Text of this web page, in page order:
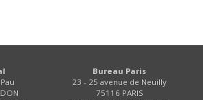
DE FRANCE
Bureau Paris
23 - 25 avenue de Neuilly
75116 PARIS